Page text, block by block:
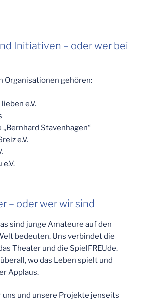
Initiativen – oder wer bei
Organisationen gehören:
e.V.
Stavenhagen“
e.V.
e.V.
– oder wer wir sind
sind junge Amateure auf den
bedeuten. Uns verbindet die
Theater und die SpielFREUde.
wo das Leben spielt und
Applaus.
uns und unsere Projekte jenseits